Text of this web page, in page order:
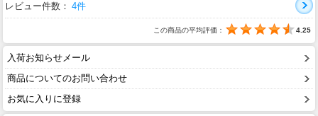
レビュー件数： 4件
この商品の平均評価： 4.25
入荷お知らせメール
商品についてのお問い合わせ
お気に入りに登録